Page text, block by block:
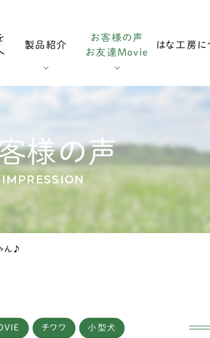
調整方法
製品紹介
大型犬用車椅子
車椅子のレンタル
お客様の声
お友達Movie
はな工房に
様の声
IMPRESSION
ん♪
チワワ 小型犬